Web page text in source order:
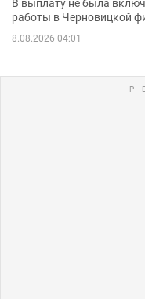
В выплату не была
работы в Черновицкой
8.08.2026 04:01